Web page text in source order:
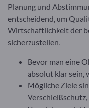
Planung und
entscheidend, um
Wirtschaftlichkeit der
sicherzustellen.
Bevor man eine
absolut klar sein,
Mögliche Ziele